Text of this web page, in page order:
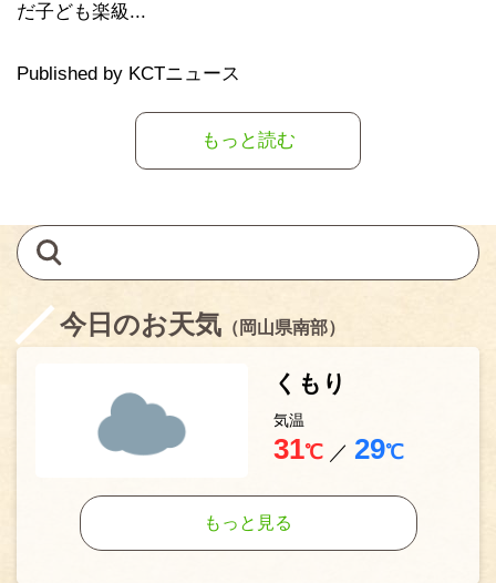
だ子ども楽級...
Published by KCTニュース
もっと読む
今日のお天気 （岡山県南部）
くもり
気温
31℃ ／ 29℃
もっと見る